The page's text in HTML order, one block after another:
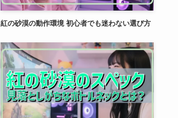
紅の砂漠の動作環境 初心者でも迷わない選び方